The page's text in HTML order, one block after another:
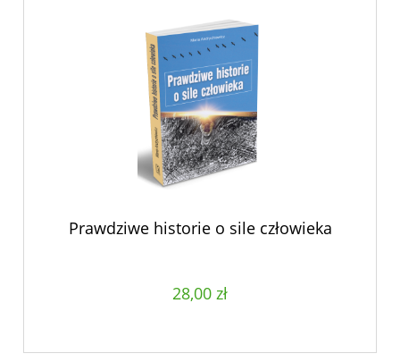
Prawdziwe historie o sile człowieka
28,00 zł